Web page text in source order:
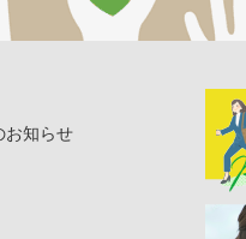
お知らせ